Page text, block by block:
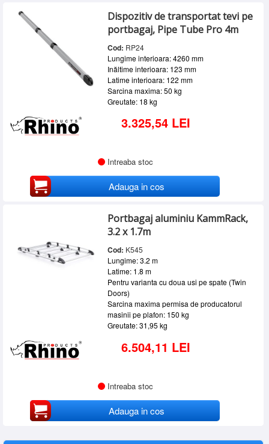
Dispozitiv de transportat tevi pe
portbagaj, Pipe Tube Pro 4m
Cod: RP24
Lungime interioara: 4260 mm
Inăltime interioara: 123 mm
Latime interioara: 122 mm
Sarcina maxima: 50 kg
Greutate: 18 kg
3.325,54 LEI
Intreaba stoc
Adauga in cos
Portbagaj aluminiu KammRack,
3.2 x 1.7m
Cod: K545
Lungime: 3.2 m
Latime: 1.8 m
Pentru varianta cu doua usi pe spate (Twin
Doors)
Sarcina maxima permisa de producatorul
masinii pe plafon: 150 kg
Greutate: 31,95 kg
6.504,11 LEI
Intreaba stoc
Adauga in cos